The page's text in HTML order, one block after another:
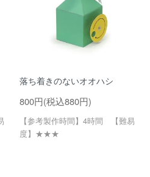
落ち着きのないオオハシ
800円(税込880円)
【参考製作時間】4時間 【難易
度】★★★